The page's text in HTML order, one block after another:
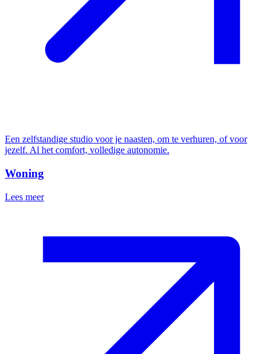
Een zelfstandige studio voor je naasten, om te verhuren, of voor
jezelf. Al het comfort, volledige autonomie.
Woning
Lees meer